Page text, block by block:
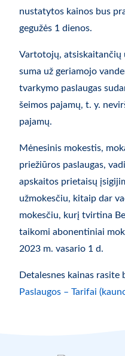
nustatytos kainos bus
gegužės 1 dienos.
Vartotojų, atsiskaitančių
suma už geriamojo
tvarkymo paslaugas
šeimos pajamų, t. y.
pajamų.
​Mėnesinis mokestis,
priežiūros paslaugas,
apskaitos prietaisų
užmokesčiu, kitaip dar
mokesčiu, kurį tvirtina
taikomi abonentiniai
2023 m. vasario 1 d.
Detalesnes kainas
Paslaugos – Tarifai